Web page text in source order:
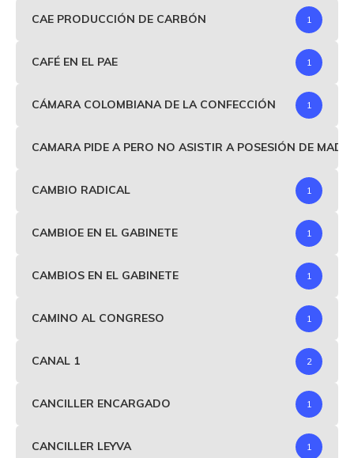
CAE PRODUCCIÓN DE CARBÓN 1
CAFÉ EN EL PAE 1
CÁMARA COLOMBIANA DE LA CONFECCIÓN 1
CAMARA PIDE A PERO NO ASISTIR A POSESIÓN DE
CAMBIO RADICAL 1
CAMBIOE EN EL GABINETE 1
CAMBIOS EN EL GABINETE 1
CAMINO AL CONGRESO 1
CANAL 1 2
CANCILLER ENCARGADO 1
CANCILLER LEYVA 1